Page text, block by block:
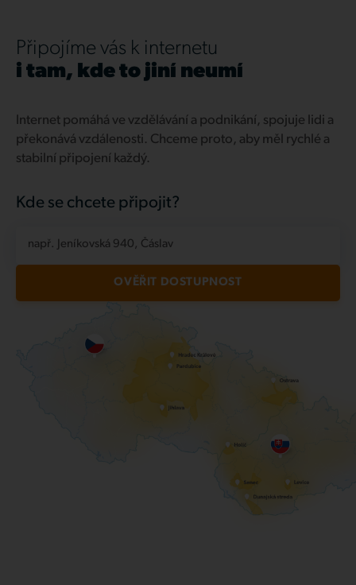
Připojíme vás k internetu
i tam, kde to jiní neumí
Internet pomáhá ve vzdělávání a podnikání, spojuje lidi a
překonává vzdálenosti. Chceme proto, aby měl rychlé a
stabilní připojení každý.
Kde se chcete připojit?
např. Jeníkovská 940, Čáslav
OVĚŘIT DOSTUPNOST